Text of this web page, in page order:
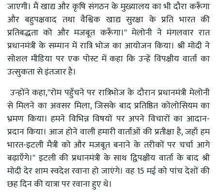
जाएगी। मैं खाद्य और कृषि संगठन के मुख्यालय का भी दौरा करूँगा
और बहुपक्षवाद तथा वैश्विक खाद्य सुरक्षा के प्रति भारत की
प्रतिबद्धता को और मजबूत करूँगा।'' मेलोनी ने मंगलवार रात
प्रधानमंत्री के सम्मान में रात्रि भोज का आयोजन किया। श्री मोदी ने
सोशल मीडिया पर एक पोस्ट में कहा कि उन्हें विपक्षीय वार्ता का
उत्सुकता से इंतजार है।
उन्होंने कहा,''रोम पहुँचने पर रात्रिभोज के दौरान प्रधानमंत्री मेलोनी
से मिलने का अवसर मिला, जिसके बाद प्रतिष्ठित कोलोसियम का
भ्रमण किया। हमने विभिन्न विषयों पर अपने विचारों का आदान-
प्रदान किया। आज होने वाली हमारी वार्ताओं की प्रतीक्षा है, जहाँ हम
भारत-इटली मैत्री को और मजबूत बनाने के तरीकों पर चर्चा आगे
बढ़ाएँगे।'' इटली की प्रधानमंत्री के साथ द्विपक्षीय वार्ता के बाद श्री
मोदी देर शाम स्वदेश रवाना हो जाएंगे। वह 15 मई को पांच देशों की
छह दिन की यात्रा पर रवाना हुए थे।